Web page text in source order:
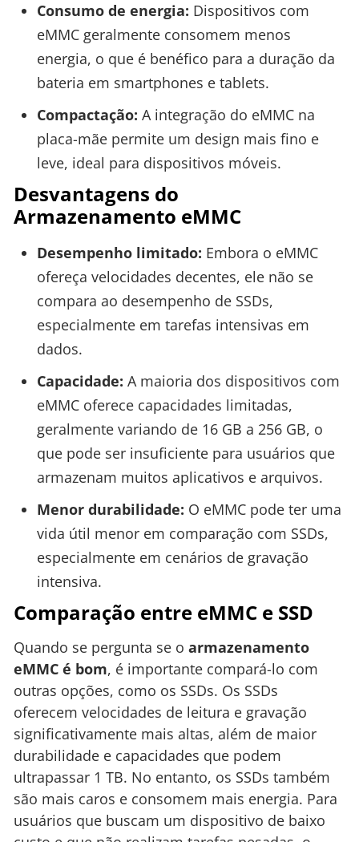
Consumo de energia: Dispositivos com
eMMC geralmente consomem menos
energia, o que é benéfico para a duração da
bateria em smartphones e tablets.
Compactação: A integração do eMMC na
placa-mãe permite um design mais fino e
leve, ideal para dispositivos móveis.
Desvantagens do
Armazenamento eMMC
Desempenho limitado: Embora o eMMC
ofereça velocidades decentes, ele não se
compara ao desempenho de SSDs,
especialmente em tarefas intensivas em
dados.
Capacidade: A maioria dos dispositivos com
eMMC oferece capacidades limitadas,
geralmente variando de 16 GB a 256 GB, o
que pode ser insuficiente para usuários que
armazenam muitos aplicativos e arquivos.
Menor durabilidade: O eMMC pode ter uma
vida útil menor em comparação com SSDs,
especialmente em cenários de gravação
intensiva.
Comparação entre eMMC e SSD
Quando se pergunta se o armazenamento
eMMC é bom, é importante compará-lo com
outras opções, como os SSDs. Os SSDs
oferecem velocidades de leitura e gravação
significativamente mais altas, além de maior
durabilidade e capacidades que podem
ultrapassar 1 TB. No entanto, os SSDs também
são mais caros e consomem mais energia. Para
usuários que buscam um dispositivo de baixo